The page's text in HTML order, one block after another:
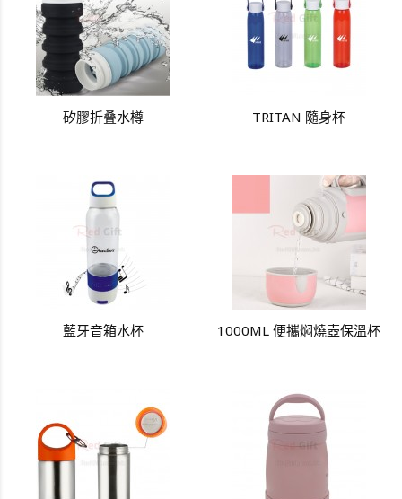
矽膠折叠水樽 TRITAN 隨身杯
藍牙音箱水杯 1000ML 便攜焖燒壺保溫杯